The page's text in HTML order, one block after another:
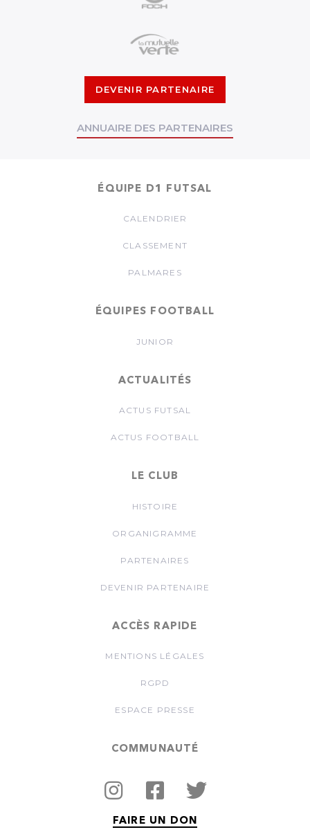
DEVENIR PARTENAIRE
ANNUAIRE DES PARTENAIRES
ÉQUIPE D1 FUTSAL
CALENDRIER
CLASSEMENT
PALMARES
ÉQUIPES FOOTBALL
JUNIOR
ACTUALITÉS
ACTUS FUTSAL
ACTUS FOOTBALL
LE CLUB
HISTOIRE
ORGANIGRAMME
PARTENAIRES
DEVENIR PARTENAIRE
ACCÈS RAPIDE
MENTIONS LÉGALES
RGPD
ESPACE PRESSE
COMMUNAUTÉ
FAIRE UN DON